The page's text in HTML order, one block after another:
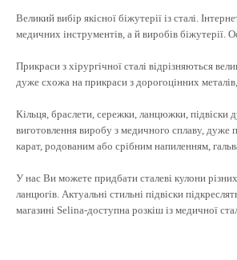
Великий вибір якісної біжутерії із сталі.
медичних інструментів, а й виробів біжутерії.
Прикраси з хірургічної сталі відрізняються
дуже схожа на прикраси з дорогоцінних
Кільця, браслети, сережки, ланцюжки, підвіски
виготовлення виробу з медичного сплаву, дуже
карат, родованим або срібним напиленням,
У нас Ви можете придбати сталеві кулони
ланцюгів. Актуальні стильні підвіски
магазині Selina-доступна розкіш із медичної